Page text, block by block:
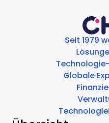
Seit 1979
Globale